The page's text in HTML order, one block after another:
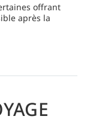
offrant
après la
randonnées